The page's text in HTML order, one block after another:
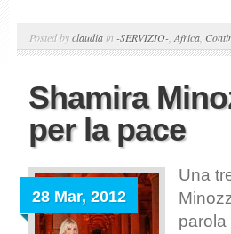
Posted byclaudia in -SERVIZIO- Africa
Shamira
per la pace
28 Mar, 2012
Una
parola